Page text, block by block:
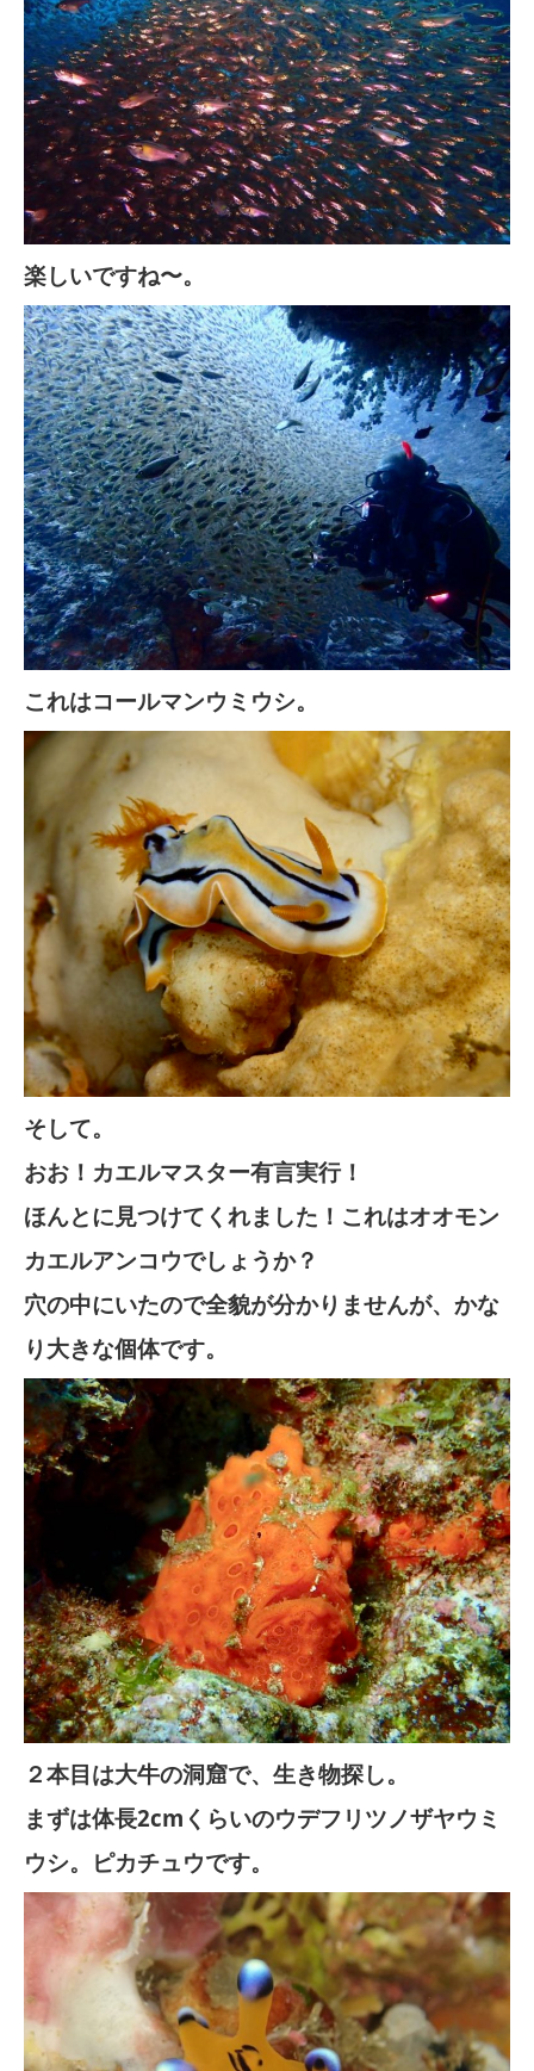
楽しいですね〜。
これはコールマンウミウシ。
そして。
おお！カエルマスター有言実行！
ほんとに見つけてくれました！これはオオモン
カエルアンコウでしょうか？
穴の中にいたので全貌が分かりませんが、かな
り大きな個体です。
２本目は大牛の洞窟で、生き物探し。
まずは体長2cmくらいのウデフリツノザヤウミ
ウシ。ピカチュウです。